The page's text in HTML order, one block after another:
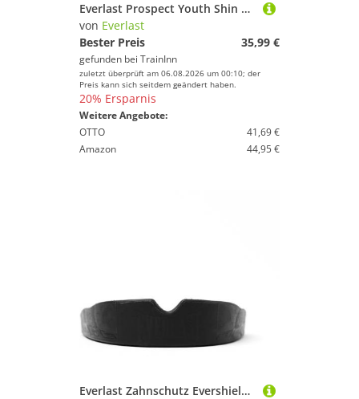
Everlast Prospect Youth Shin Guards Golden S-M
von Everlast
Bester Preis
35,99 €
gefunden bei TrainInn
zuletzt überprüft am 06.08.2026 um 00:10; der
Preis kann sich seitdem geändert haben.
20% Ersparnis
Weitere Angebote:
OTTO
41,69 €
Amazon
44,95 €
Everlast Zahnschutz Evershield Single Mouthguard